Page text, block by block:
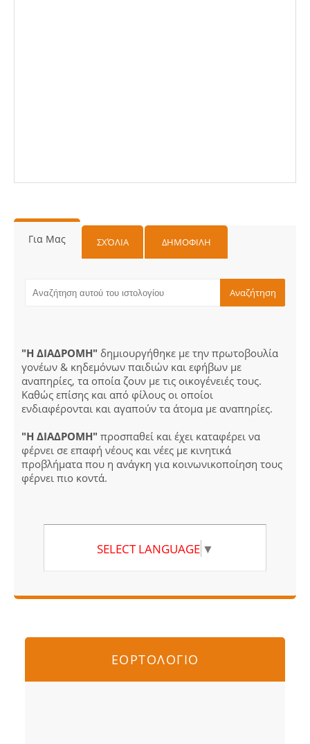
Για Μας ΣΧΌΛΙΑ ΔΗΜΟΦΙΛΗ
"Η ΔΙΑΔΡΟΜΗ" δημιουργήθηκε με την πρωτοβουλία
γονέων & κηδεμόνων παιδιών και εφήβων με
αναπηρίες, τα οποία ζουν με τις οικογένειές τους.
Καθώς επίσης και από φίλους οι οποίοι
ενδιαφέρονται και αγαπούν τα άτομα με αναπηρίες.
"Η ΔΙΑΔΡΟΜΗ" προσπαθεί και έχει καταφέρει να
φέρνει σε επαφή νέους και νέες με κινητικά
προβλήματα που η ανάγκη για κοινωνικοποίηση τους
φέρνει πιο κοντά.
SELECT LANGUAGE ▼
ΕΟΡΤΟΛΟΓΙΟ